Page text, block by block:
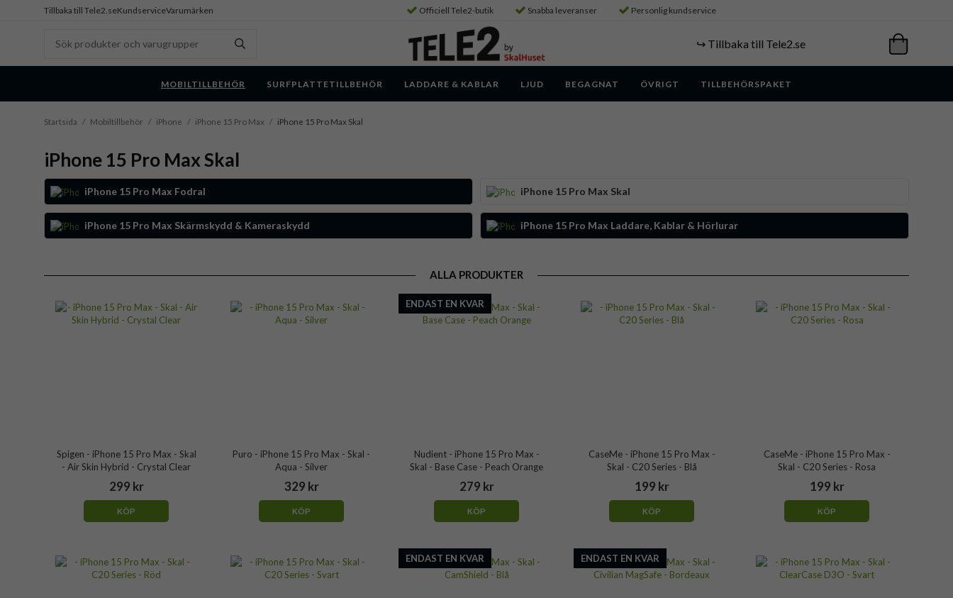
Tillbaka till Tele2.seKundserviceVarumärken Officiell Tele2-butik Snabba leveranser Personlig kundservice
↪️ Tillbaka till Tele2.se
MOBILTILLBEHÖR SURFPLATTETILLBEHÖR LADDARE & KABLAR LJUD BEGAGNAT ÖVRIGT TILLBEHÖRSPAKET
Startsida / Mobiltillbehör / iPhone / iPhone 15 Pro Max / iPhone 15 Pro Max Skal
iPhone 15 Pro Max Skal
iPhone 15 Pro Max Fodral iPhone 15 Pro Max Skal
iPhone 15 Pro Max Skärmskydd & Kameraskydd iPhone 15 Pro Max Laddare, Kablar & Hörlurar
ALLA PRODUKTER
Spigen - iPhone 15 Pro Max - Skal
- Air Skin Hybrid - Crystal Clear
299 kr
KÖP
Puro - iPhone 15 Pro Max - Skal -
Aqua - Silver
329 kr
KÖP
ENDAST EN KVAR
Nudient - iPhone 15 Pro Max -
Skal - Base Case - Peach Orange
279 kr
KÖP
CaseMe - iPhone 15 Pro Max -
Skal - C20 Series - Blå
199 kr
KÖP
CaseMe - iPhone 15 Pro Max -
Skal - C20 Series - Rosa
199 kr
KÖP
ENDAST EN KVAR ENDAST EN KVAR